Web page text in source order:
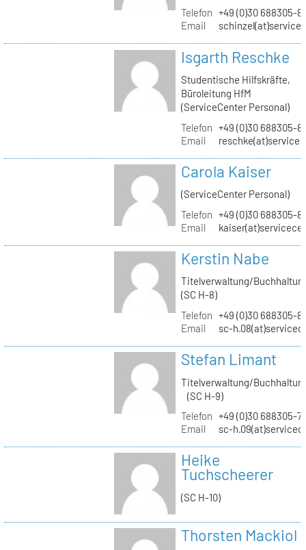
Telefon +49 (0)30 688305-
Email
Isgarth Reschke
Studentische Hilfskräfte,
Büroleitung HfM
(ServiceCenter Personal)
Telefon +49 (0)30 688305-
Email
Carola Kaiser
(ServiceCenter Personal)
Telefon +49 (0)30 688305-
Email
Kerstin Nabe
Titelverwaltung/
(SC H-8)
Telefon +49 (0)30 688305-
Email
sc-
Stefan Limant
Titelverwaltung/
(SC H-9)
Telefon +49 (0)30 688305-
Email
sc-
Heike
Tuchscheerer
(SC H-10)
Thorsten Mackiol